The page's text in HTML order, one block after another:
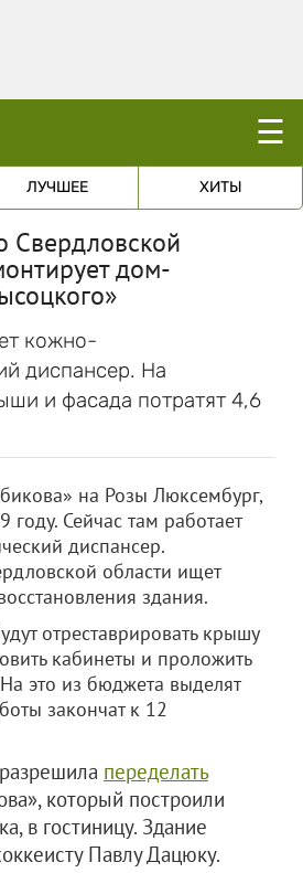
☰
ЛУЧШЕЕ ХИТЫ
Свердловской
дом-
кожно-
диспансер. На
и фасада потратят 4,6
на Розы Люксембург,
году. Сейчас там работает
диспансер.
области ищет
здания.
отреставрировать крышу
кабинеты и проложить
это из бюджета выделят
закончат к 12
переделать
который построили
в гостиницу. Здание
Павлу Дацюку.